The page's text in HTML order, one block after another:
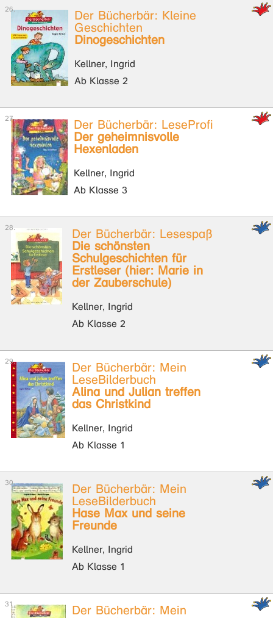
Der Bücherbär: Kleine
Geschichten
Dinogeschichten
Kellner, Ingrid
Ab Klasse 2
Der Bücherbär: LeseProfi
Der geheimnisvolle
Hexenladen
Kellner, Ingrid
Ab Klasse 3
Der Bücherbär: Lesespaß
Die schönsten
Schulgeschichten für
Erstleser (hier: Marie in
der Zauberschule)
Kellner, Ingrid
Ab Klasse 2
Der Bücherbär: Mein
LeseBilderbuch
Alina und Julian treffen
das Christkind
Kellner, Ingrid
Ab Klasse 1
Der Bücherbär: Mein
LeseBilderbuch
Hase Max und seine
Freunde
Kellner, Ingrid
Ab Klasse 1
Der Bücherbär: Mein